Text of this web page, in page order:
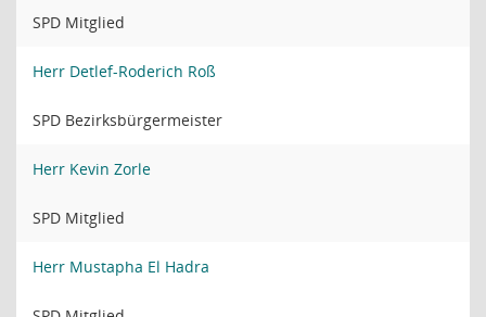
SPD Mitglied
Herr Detlef-Roderich Roß
SPD Bezirksbürgermeister
Herr Kevin Zorle
SPD Mitglied
Herr Mustapha El Hadra